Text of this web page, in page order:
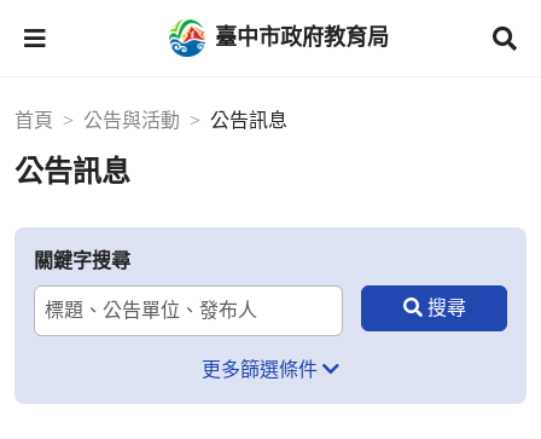
臺中市政府教育局
首頁 公告與活動 公告訊息
公告訊息
關鍵字搜尋
更多篩選條件